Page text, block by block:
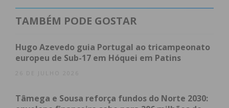
Subscreva a newsletter do
Imediato
Assine nossa newsletter por e-mail e
TAMBÉM PODE GOSTAR
Hugo Azevedo guia Portugal ao tricampeonato
europeu de Sub-17 em Hóquei em Patins
Tâmega e Sousa reforça fundos do Norte 2030: